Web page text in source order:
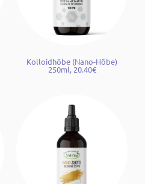
Kolloidhõbe (Nano-Hõbe)
250ml, 20.40€